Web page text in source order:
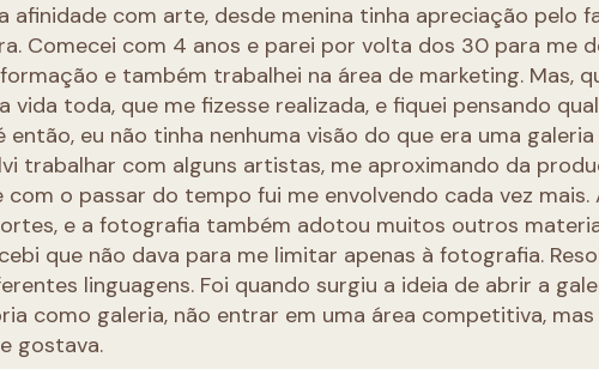
afinidade com arte, desde menina tinha apreciação pelo
Comecei com 4 anos e parei por volta dos 30 para me
e também trabalhei na área de marketing. Mas,
vida toda, que me fizesse realizada, e fiquei pensando
eu não tinha nenhuma visão do que era uma
trabalhar com alguns artistas, me aproximando da
o passar do tempo fui me envolvendo cada vez mais.
e a fotografia também adotou muitos outros
que não dava para me limitar apenas à fotografia.
linguagens. Foi quando surgiu a ideia de abrir a
como galeria, não entrar em uma área competitiva,
gostava.